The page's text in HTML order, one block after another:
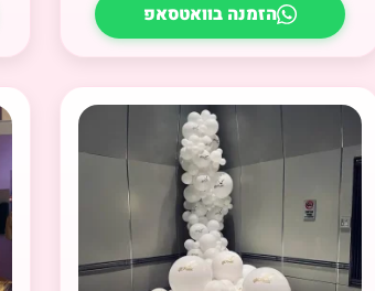
הזמנה בוואטסאפ